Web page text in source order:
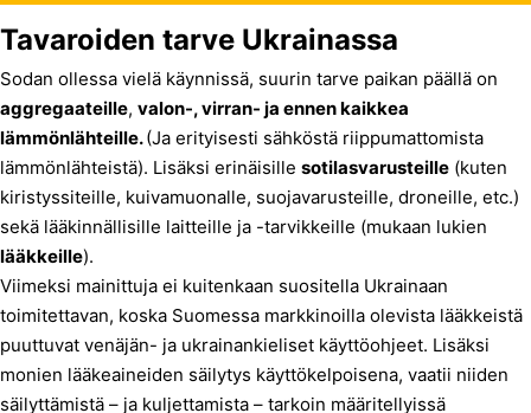
Tavaroiden tarve Ukrainassa
Sodan ollessa vielä käynnissä, suurin tarve paikan päällä on
aggregaateille, valon-, virran- ja ennen kaikkea
lämmönlähteille.(Ja erityisesti sähköstä riippumattomista
lämmönlähteistä). Lisäksi erinäisille sotilasvarusteille (kuten
kiristyssiteille, kuivamuonalle, suojavarusteille, droneille, etc.)
sekä lääkinnällisille laitteille ja -tarvikkeille (mukaan lukien
lääkkeille).
Viimeksi mainittuja ei kuitenkaan suositella Ukrainaan
toimitettavan, koska Suomessa markkinoilla olevista lääkkeistä
puuttuvat venäjän- ja ukrainankieliset käyttöohjeet. Lisäksi
monien lääkeaineiden säilytys käyttökelpoisena, vaatii niiden
säilyttämistä – ja kuljettamista – tarkoin määritellyissä